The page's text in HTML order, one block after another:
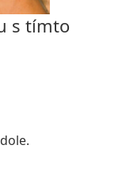
s tímto